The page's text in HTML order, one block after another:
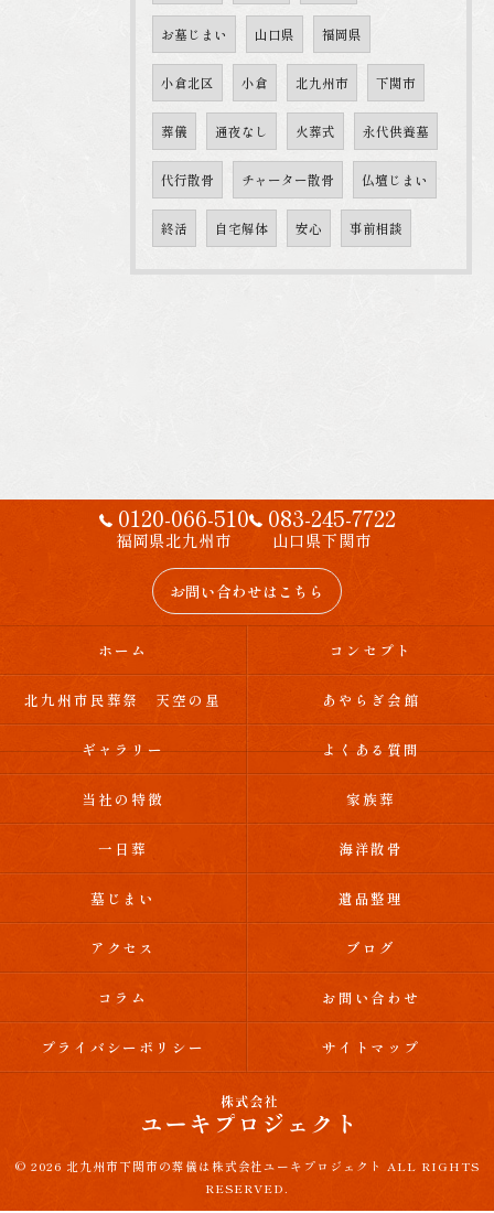
お墓じまい 山口県 福岡県
小倉北区 小倉 北九州市 下関市
葬儀 通夜なし 火葬式 永代供養墓
代行散骨 チャーター散骨 仏壇じまい
終活 自宅解体 安心 事前相談
0120-066-510
福岡県北九州市
083-245-7722
山口県下関市
お問い合わせはこちら
ホーム コンセプト
北九州市民葬祭 天空の星 あやらぎ会館
ギャラリー よくある質問
当社の特徴 家族葬
一日葬 海洋散骨
墓じまい 遺品整理
アクセス ブログ
コラム お問い合わせ
プライバシーポリシー サイトマップ
© 2026 北九州市下関市の葬儀は株式会社ユーキプロジェクト ALL RIGHTS
RESERVED.